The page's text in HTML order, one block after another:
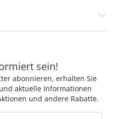
sein!
abonnieren, erhalten Sie
aktuelle Informationen
und andere Rabatte.